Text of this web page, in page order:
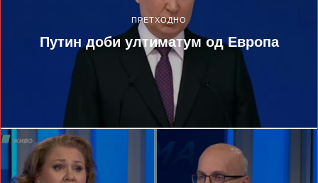
ПРЕТХОДНО
Путин доби ултиматум од Европа